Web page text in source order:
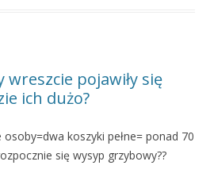
wreszcie pojawiły się
ich dużo?
koszyki pełne= ponad 70
się wysyp grzybowy??